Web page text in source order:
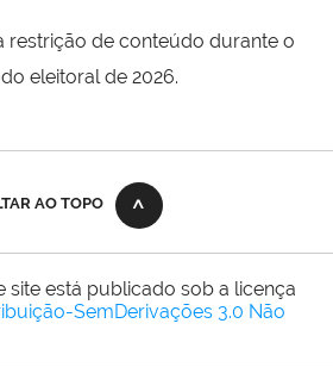
restrição de conteúdo durante o
eleitoral de 2026.
AO TOPO
site está publicado sob a licença
SemDerivações 3.0 Não